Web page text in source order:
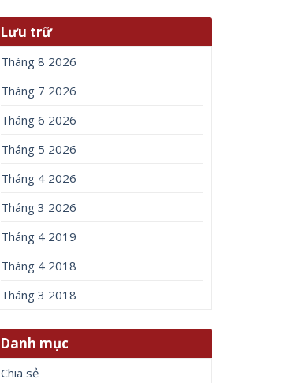
Lưu trữ
Tháng 8 2026
Tháng 7 2026
Tháng 6 2026
Tháng 5 2026
Tháng 4 2026
Tháng 3 2026
Tháng 4 2019
Tháng 4 2018
Tháng 3 2018
Danh mục
Chia sẻ